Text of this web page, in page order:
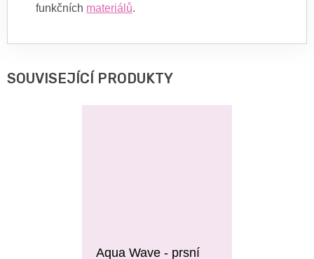
funkčních materiálů.
SOUVISEJÍCÍ PRODUKTY
Aqua Wave - prsní